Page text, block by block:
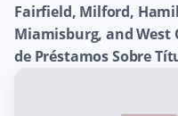
Fairfield, Milford,
Miamisburg, and West
de Préstamos Sobre